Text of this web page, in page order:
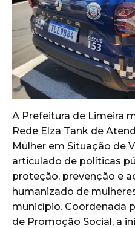
A Prefeitura de Limeira
Rede Elza Tank de
Mulher em Situação de
articulado de políticas
proteção, prevenção e
humanizado de
município. Coordenada
de Promoção Social, a